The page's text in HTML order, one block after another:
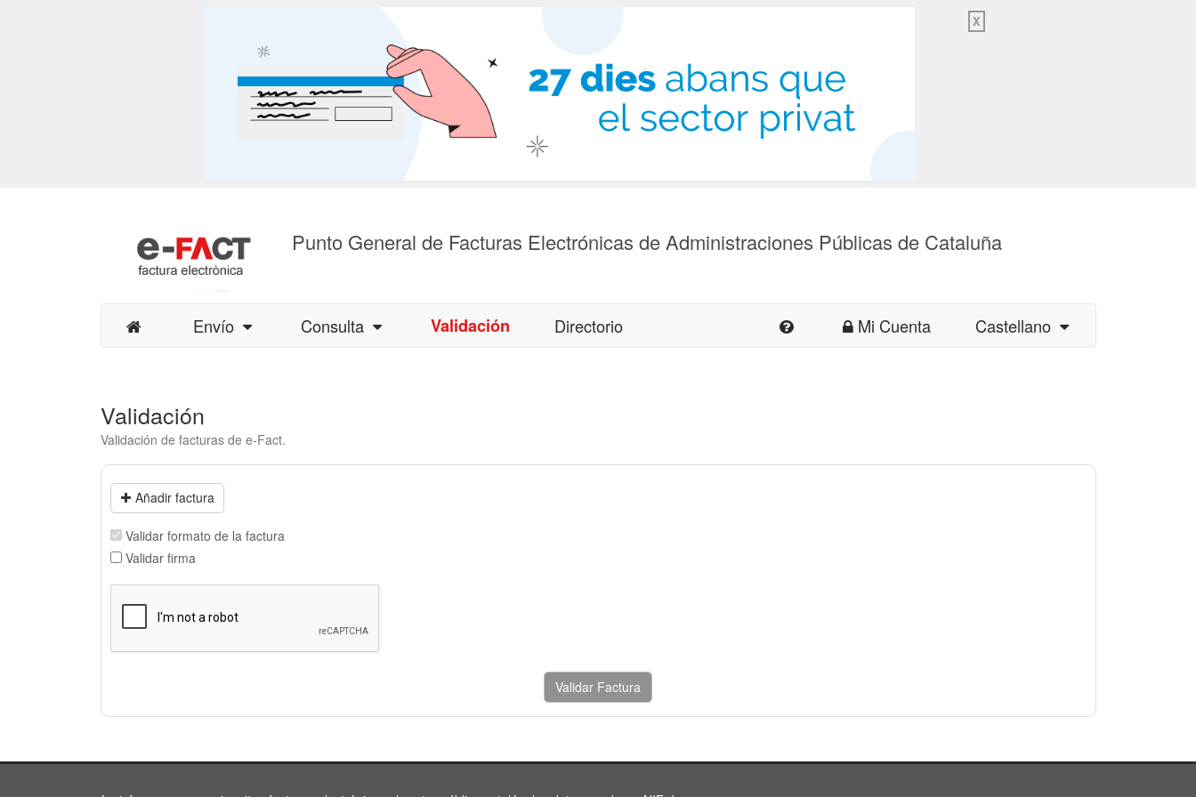
X
Punto General de Facturas Electrónicas de Administraciones Públicas de Cataluña
Envío Consulta Validación Directorio Mi Cuenta Castellano
Validación
Validación de facturas de e-Fact.
Añadir factura
Validar formato de la factura
Validar firma
Validar Factura